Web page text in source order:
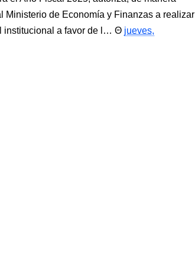
Ministerio de Economía y Finanzas a realizar
institucional a favor de l…
jueves,